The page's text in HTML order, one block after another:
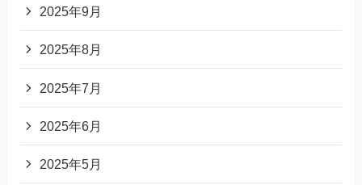
2025年9月
2025年8月
2025年7月
2025年6月
2025年5月